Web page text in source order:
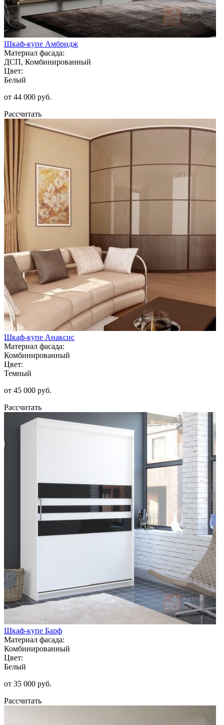
Шкаф-купе Амбридж
Материал фасада:
ДСП, Комбинированный
Цвет:
Белый
от 44 000 руб.
Рассчитать
Шкаф-купе Анаксис
Материал фасада:
Комбинированный
Цвет:
Темный
от 45 000 руб.
Рассчитать
Шкаф-купе Барф
Материал фасада:
Комбинированный
Цвет:
Белый
от 35 000 руб.
Рассчитать